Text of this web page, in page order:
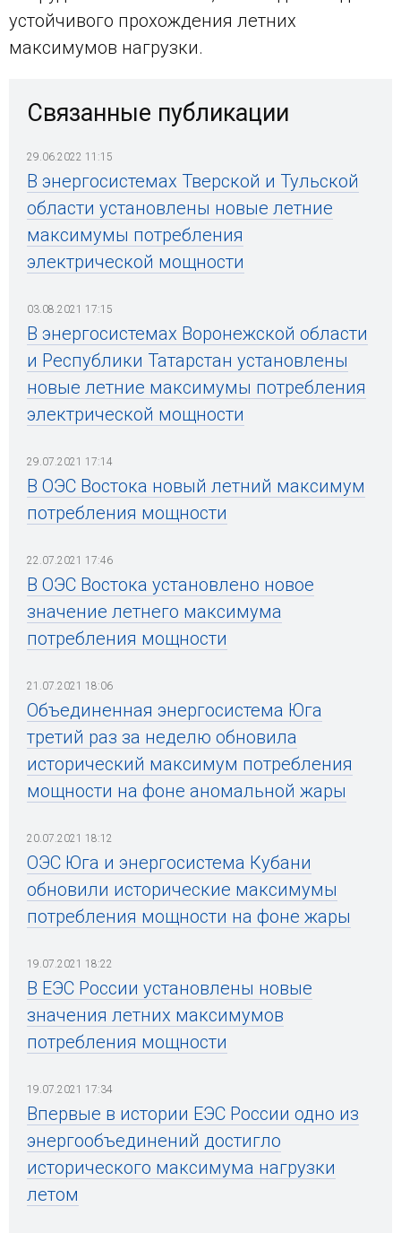
устойчивого прохождения летних
максимумов нагрузки.
Связанные публикации
29.06.2022 11:15
В энергосистемах Тверской и Тульской
области установлены новые летние
максимумы потребления
электрической мощности
03.08.2021 17:15
В энергосистемах Воронежской области
и Республики Татарстан установлены
новые летние максимумы потребления
электрической мощности
29.07.2021 17:14
В ОЭС Востока новый летний максимум
потребления мощности
22.07.2021 17:46
В ОЭС Востока установлено новое
значение летнего максимума
потребления мощности
21.07.2021 18:06
Объединенная энергосистема Юга
третий раз за неделю обновила
исторический максимум потребления
мощности на фоне аномальной жары
20.07.2021 18:12
ОЭС Юга и энергосистема Кубани
обновили исторические максимумы
потребления мощности на фоне жары
19.07.2021 18:22
В ЕЭС России установлены новые
значения летних максимумов
потребления мощности
19.07.2021 17:34
Впервые в истории ЕЭС России одно из
энергообъединений достигло
исторического максимума нагрузки
летом